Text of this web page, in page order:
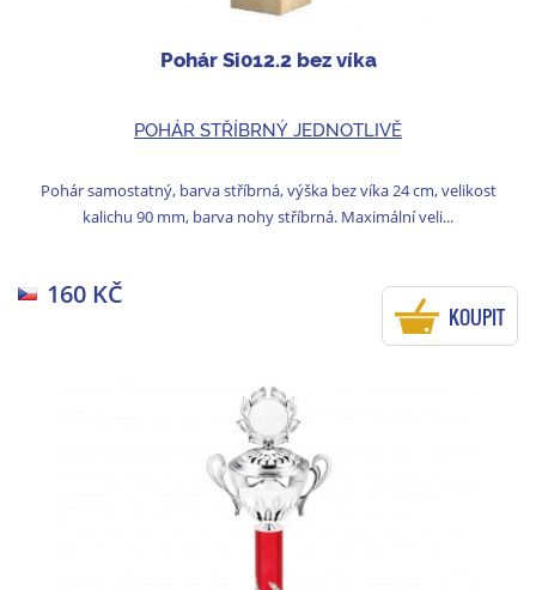
Pohár Si012.2 bez víka
POHÁR STŘÍBRNÝ JEDNOTLIVĚ
Pohár samostatný, barva stříbrná, výška bez víka 24 cm, velikost
kalichu 90 mm, barva nohy stříbrná. Maximální veli...
160 KČ
KOUPIT